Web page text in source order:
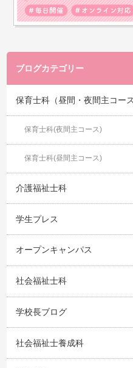
ブログカテゴリー
保育士科（昼間・夜間主コー
保育士科(夜間主コース)
保育士科(昼間主コース)
介護福祉士科
学生プレス
オープンキャンパス
社会福祉士科
学校長ブログ
社会福祉士養成科